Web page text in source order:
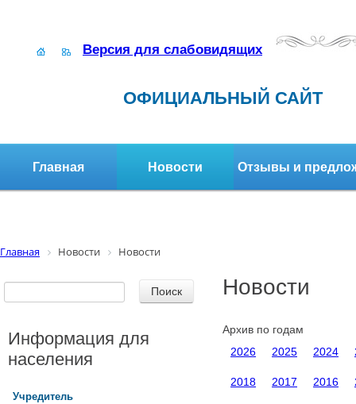
Версия для слабовидящих
ОФИЦИАЛЬНЫЙ САЙТ
Главная Новости Отзывы и
Главная Новости Новости
Новости
Архив по годам
2026
2025 2024
2018 2017 2016
Информация для
населения
Учредитель